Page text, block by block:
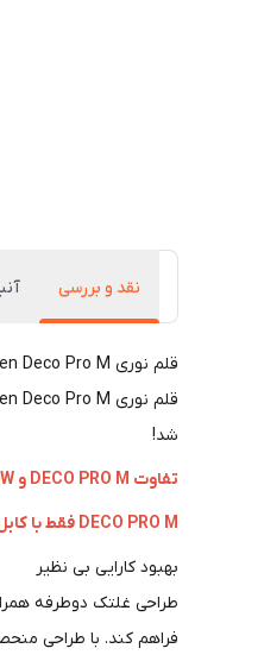
نقد و بررسی
قلم نوری XP-Pen Deco Pro M برنده جایزه بهترین طراحی و جایزه Reddot
شد!
تفاوت DECO PRO M و DECO PRO MW تنها در نحوه ی اتصال آنها به کامپیوتر می باشد.
DECO PRO M فقط با کابل به سیستم متصل می شود اما DECO PRO MW هم با کابل و هم بدون کابل (با بلوتوث) امکان اتصال به سیستم را داراست.
بهبود کارایی بی نظیر
طراحی غلتک دوطرفه
فراهم کند. با طراحی